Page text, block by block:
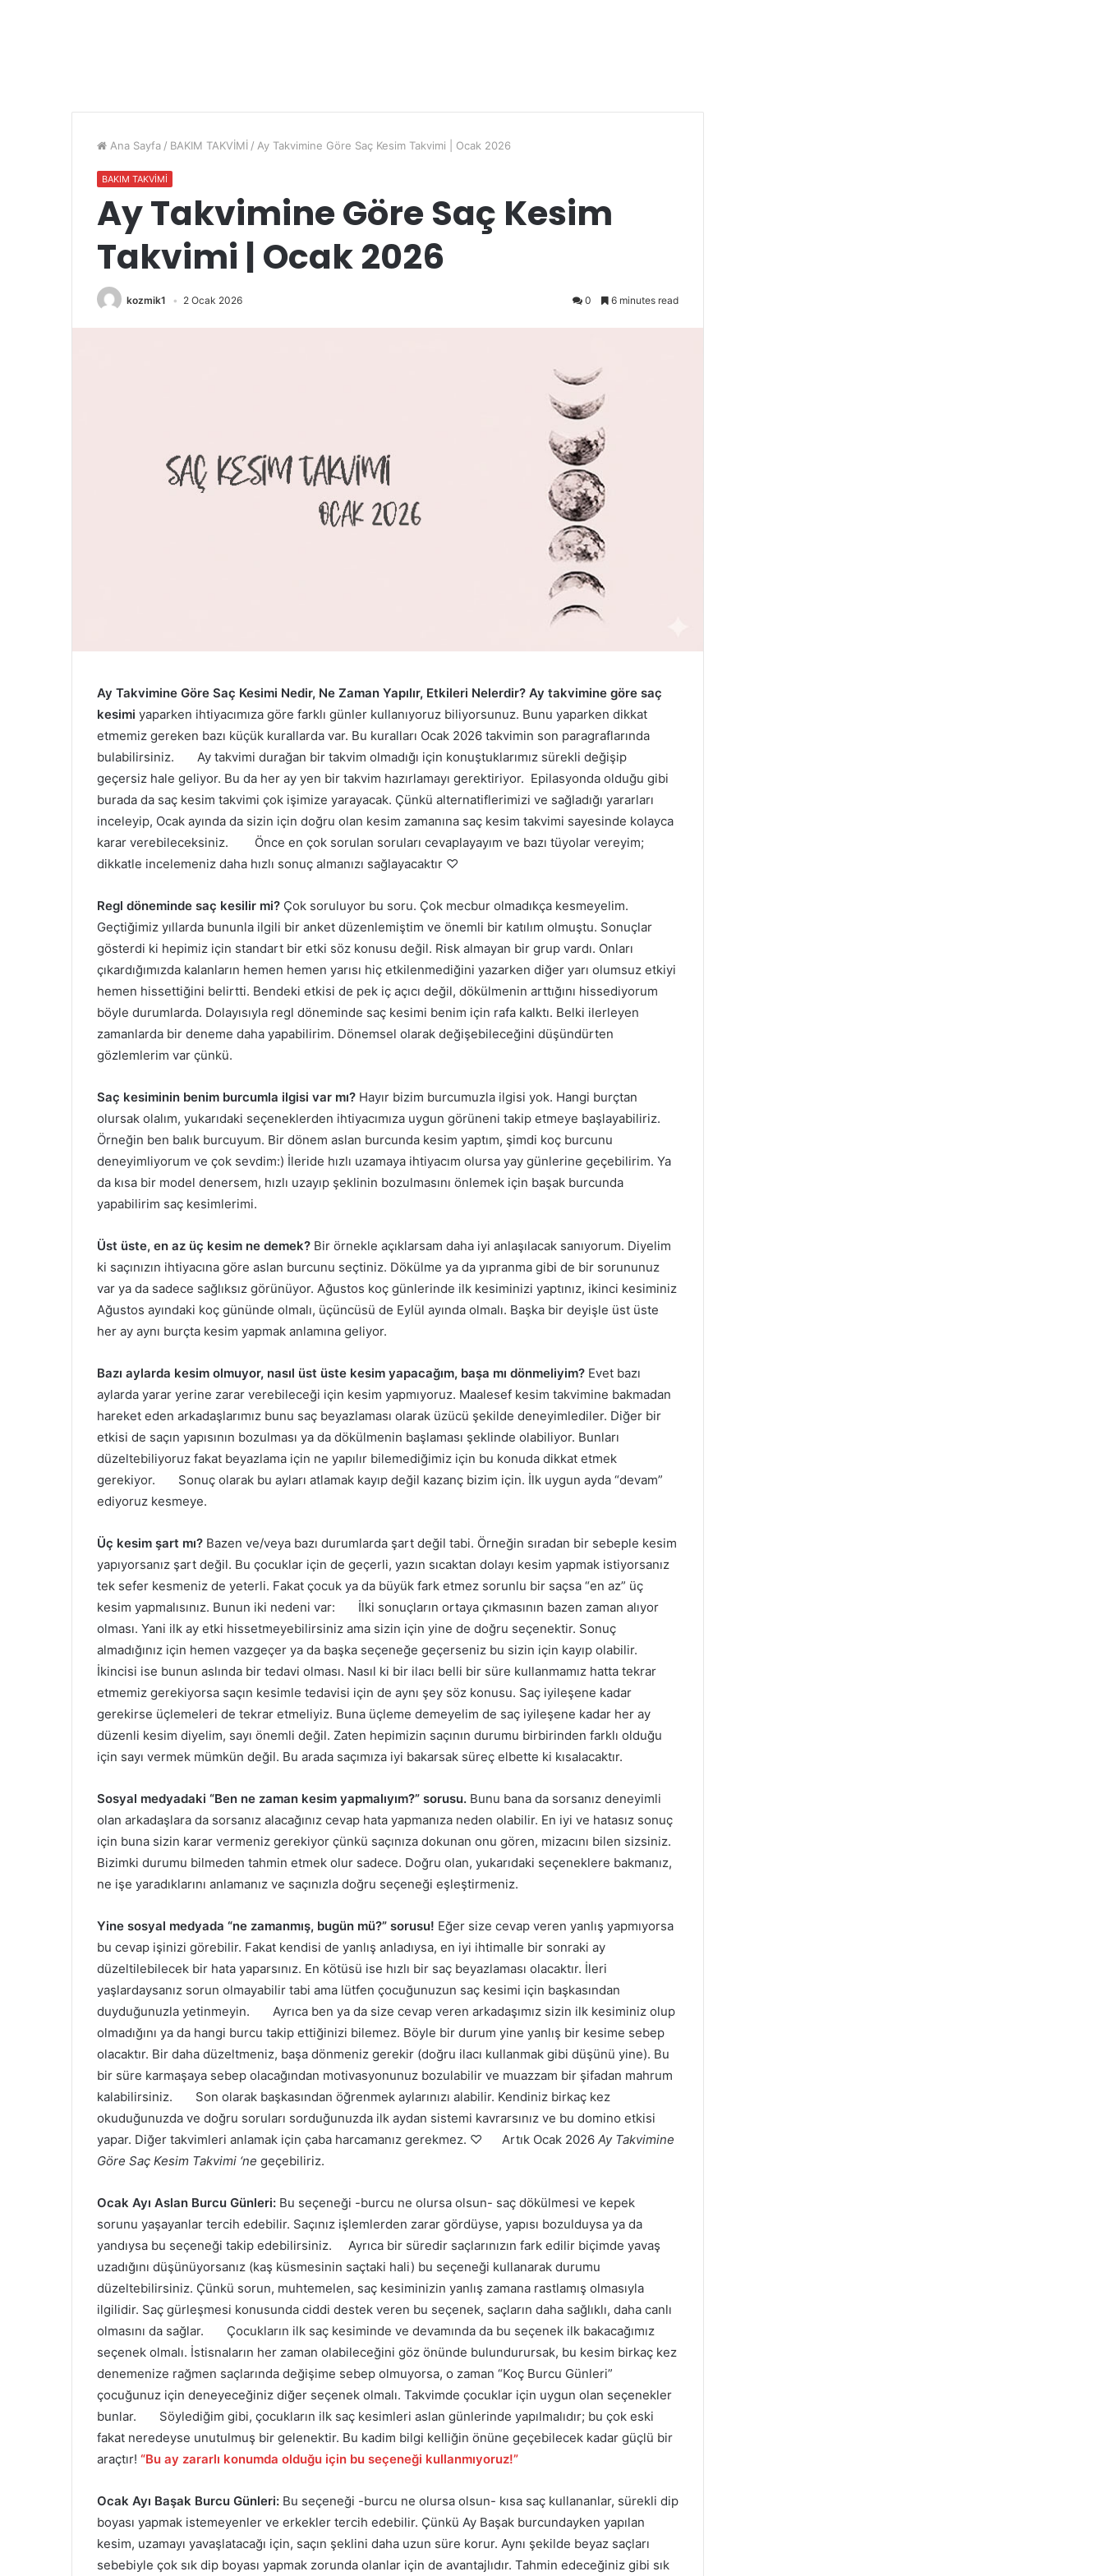
Ana Sayfa / BAKIM TAKVİMİ / Ay Takvimine Göre Saç Kesim Takvimi | Ocak 2026
BAKIM TAKVİMİ
Ay Takvimine Göre Saç Kesim
Takvimi | Ocak 2026
kozmik1 2 Ocak 2026 0 6 minutes read
Ay Takvimine Göre Saç Kesimi Nedir, Ne Zaman Yapılır, Etkileri Nelerdir? Ay takvimine göre saç
kesimi yaparken ihtiyacımıza göre farklı günler kullanıyoruz biliyorsunuz. Bunu yaparken dikkat
etmemiz gereken bazı küçük kurallarda var. Bu kuralları Ocak 2026 takvimin son paragraflarında
bulabilirsiniz. Ay takvimi durağan bir takvim olmadığı için konuştuklarımız sürekli değişip
geçersiz hale geliyor. Bu da her ay yen bir takvim hazırlamayı gerektiriyor. Epilasyonda olduğu gibi
burada da saç kesim takvimi çok işimize yarayacak. Çünkü alternatiflerimizi ve sağladığı yararları
inceleyip, Ocak ayında da sizin için doğru olan kesim zamanına saç kesim takvimi sayesinde kolayca
karar verebileceksiniz. Önce en çok sorulan soruları cevaplayayım ve bazı tüyolar vereyim;
dikkatle incelemeniz daha hızlı sonuç almanızı sağlayacaktır ♡
Regl döneminde saç kesilir mi? Çok soruluyor bu soru. Çok mecbur olmadıkça kesmeyelim.
Geçtiğimiz yıllarda bununla ilgili bir anket düzenlemiştim ve önemli bir katılım olmuştu. Sonuçlar
gösterdi ki hepimiz için standart bir etki söz konusu değil. Risk almayan bir grup vardı. Onları
çıkardığımızda kalanların hemen hemen yarısı hiç etkilenmediğini yazarken diğer yarı olumsuz etkiyi
hemen hissettiğini belirtti. Bendeki etkisi de pek iç açıcı değil, dökülmenin arttığını hissediyorum
böyle durumlarda. Dolayısıyla regl döneminde saç kesimi benim için rafa kalktı. Belki ilerleyen
zamanlarda bir deneme daha yapabilirim. Dönemsel olarak değişebileceğini düşündürten
gözlemlerim var çünkü.
Saç kesiminin benim burcumla ilgisi var mı? Hayır bizim burcumuzla ilgisi yok. Hangi burçtan
olursak olalım, yukarıdaki seçeneklerden ihtiyacımıza uygun görüneni takip etmeye başlayabiliriz.
Örneğin ben balık burcuyum. Bir dönem aslan burcunda kesim yaptım, şimdi koç burcunu
deneyimliyorum ve çok sevdim:) İleride hızlı uzamaya ihtiyacım olursa yay günlerine geçebilirim. Ya
da kısa bir model denersem, hızlı uzayıp şeklinin bozulmasını önlemek için başak burcunda
yapabilirim saç kesimlerimi.
Üst üste, en az üç kesim ne demek? Bir örnekle açıklarsam daha iyi anlaşılacak sanıyorum. Diyelim
ki saçınızın ihtiyacına göre aslan burcunu seçtiniz. Dökülme ya da yıpranma gibi de bir sorununuz
var ya da sadece sağlıksız görünüyor. Ağustos koç günlerinde ilk kesiminizi yaptınız, ikinci kesiminiz
Ağustos ayındaki koç gününde olmalı, üçüncüsü de Eylül ayında olmalı. Başka bir deyişle üst üste
her ay aynı burçta kesim yapmak anlamına geliyor.
Bazı aylarda kesim olmuyor, nasıl üst üste kesim yapacağım, başa mı dönmeliyim? Evet bazı
aylarda yarar yerine zarar verebileceği için kesim yapmıyoruz. Maalesef kesim takvimine bakmadan
hareket eden arkadaşlarımız bunu saç beyazlaması olarak üzücü şekilde deneyimlediler. Diğer bir
etkisi de saçın yapısının bozulması ya da dökülmenin başlaması şeklinde olabiliyor. Bunları
düzeltebiliyoruz fakat beyazlama için ne yapılır bilemediğimiz için bu konuda dikkat etmek
gerekiyor. Sonuç olarak bu ayları atlamak kayıp değil kazanç bizim için. İlk uygun ayda “devam”
ediyoruz kesmeye.
Üç kesim şart mı? Bazen ve/veya bazı durumlarda şart değil tabi. Örneğin sıradan bir sebeple kesim
yapıyorsanız şart değil. Bu çocuklar için de geçerli, yazın sıcaktan dolayı kesim yapmak istiyorsanız
tek sefer kesmeniz de yeterli. Fakat çocuk ya da büyük fark etmez sorunlu bir saçsa “en az” üç
kesim yapmalısınız. Bunun iki nedeni var: İlki sonuçların ortaya çıkmasının bazen zaman alıyor
olması. Yani ilk ay etki hissetmeyebilirsiniz ama sizin için yine de doğru seçenektir. Sonuç
almadığınız için hemen vazgeçer ya da başka seçeneğe geçerseniz bu sizin için kayıp olabilir.
İkincisi ise bunun aslında bir tedavi olması. Nasıl ki bir ilacı belli bir süre kullanmamız hatta tekrar
etmemiz gerekiyorsa saçın kesimle tedavisi için de aynı şey söz konusu. Saç iyileşene kadar
gerekirse üçlemeleri de tekrar etmeliyiz. Buna üçleme demeyelim de saç iyileşene kadar her ay
düzenli kesim diyelim, sayı önemli değil. Zaten hepimizin saçının durumu birbirinden farklı olduğu
için sayı vermek mümkün değil. Bu arada saçımıza iyi bakarsak süreç elbette ki kısalacaktır.
Sosyal medyadaki “Ben ne zaman kesim yapmalıyım?” sorusu. Bunu bana da sorsanız deneyimli
olan arkadaşlara da sorsanız alacağınız cevap hata yapmanıza neden olabilir. En iyi ve hatasız sonuç
için buna sizin karar vermeniz gerekiyor çünkü saçınıza dokunan onu gören, mizacını bilen sizsiniz.
Bizimki durumu bilmeden tahmin etmek olur sadece. Doğru olan, yukarıdaki seçeneklere bakmanız,
ne işe yaradıklarını anlamanız ve saçınızla doğru seçeneği eşleştirmeniz.
Yine sosyal medyada “ne zamanmış, bugün mü?” sorusu! Eğer size cevap veren yanlış yapmıyorsa
bu cevap işinizi görebilir. Fakat kendisi de yanlış anladıysa, en iyi ihtimalle bir sonraki ay
düzeltilebilecek bir hata yaparsınız. En kötüsü ise hızlı bir saç beyazlaması olacaktır. İleri
yaşlardaysanız sorun olmayabilir tabi ama lütfen çocuğunuzun saç kesimi için başkasından
duyduğunuzla yetinmeyin. Ayrıca ben ya da size cevap veren arkadaşımız sizin ilk kesiminiz olup
olmadığını ya da hangi burcu takip ettiğinizi bilemez. Böyle bir durum yine yanlış bir kesime sebep
olacaktır. Bir daha düzeltmeniz, başa dönmeniz gerekir (doğru ilacı kullanmak gibi düşünü yine). Bu
bir süre karmaşaya sebep olacağından motivasyonunuz bozulabilir ve muazzam bir şifadan mahrum
kalabilirsiniz. Son olarak başkasından öğrenmek aylarınızı alabilir. Kendiniz birkaç kez
okuduğunuzda ve doğru soruları sorduğunuzda ilk aydan sistemi kavrarsınız ve bu domino etkisi
yapar. Diğer takvimleri anlamak için çaba harcamanız gerekmez. ♡ Artık Ocak 2026 Ay Takvimine
Göre Saç Kesim Takvimi ‘ne geçebiliriz.
Ocak Ayı Aslan Burcu Günleri: Bu seçeneği -burcu ne olursa olsun- saç dökülmesi ve kepek
sorunu yaşayanlar tercih edebilir. Saçınız işlemlerden zarar gördüyse, yapısı bozulduysa ya da
yandıysa bu seçeneği takip edebilirsiniz. Ayrıca bir süredir saçlarınızın fark edilir biçimde yavaş
uzadığını düşünüyorsanız (kaş küsmesinin saçtaki hali) bu seçeneği kullanarak durumu
düzeltebilirsiniz. Çünkü sorun, muhtemelen, saç kesiminizin yanlış zamana rastlamış olmasıyla
ilgilidir. Saç gürleşmesi konusunda ciddi destek veren bu seçenek, saçların daha sağlıklı, daha canlı
olmasını da sağlar. Çocukların ilk saç kesiminde ve devamında da bu seçenek ilk bakacağımız
seçenek olmalı. İstisnaların her zaman olabileceğini göz önünde bulundurursak, bu kesim birkaç kez
denemenize rağmen saçlarında değişime sebep olmuyorsa, o zaman “Koç Burcu Günleri”
çocuğunuz için deneyeceğiniz diğer seçenek olmalı. Takvimde çocuklar için uygun olan seçenekler
bunlar. Söylediğim gibi, çocukların ilk saç kesimleri aslan günlerinde yapılmalıdır; bu çok eski
fakat neredeyse unutulmuş bir gelenektir. Bu kadim bilgi kelliğin önüne geçebilecek kadar güçlü bir
araçtır! “Bu ay zararlı konumda olduğu için bu seçeneği kullanmıyoruz!”
Ocak Ayı Başak Burcu Günleri: Bu seçeneği -burcu ne olursa olsun- kısa saç kullananlar, sürekli dip
boyası yapmak istemeyenler ve erkekler tercih edebilir. Çünkü Ay Başak burcundayken yapılan
kesim, uzamayı yavaşlatacağı için, saçın şeklini daha uzun süre korur. Aynı şekilde beyaz saçları
sebebiyle çok sık dip boyası yapmak zorunda olanlar için de avantajlıdır. Tahmin edeceğiniz gibi sık